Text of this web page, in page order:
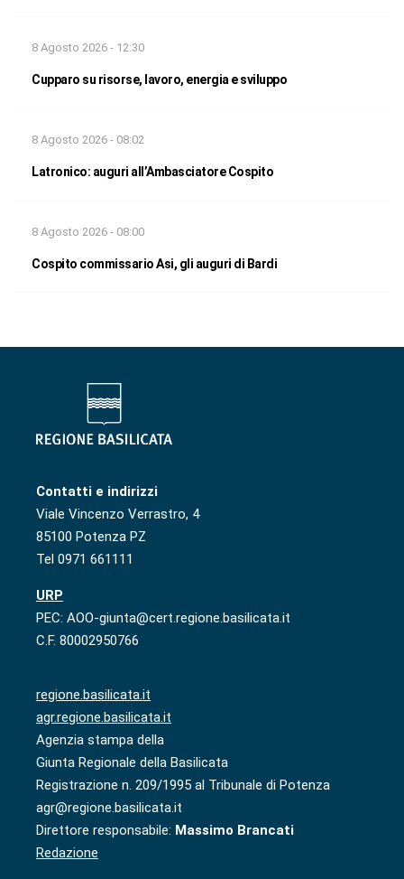
8 Agosto 2026 - 12:30
Cupparo su risorse, lavoro, energia e sviluppo
8 Agosto 2026 - 08:02
Latronico: auguri all’Ambasciatore Cospito
8 Agosto 2026 - 08:00
Cospito commissario Asi, gli auguri di Bardi
Contatti e indirizzi
Viale Vincenzo Verrastro, 4
85100 Potenza PZ
Tel 0971 661111
URP
PEC: AOO-giunta@cert.regione.basilicata.it
C.F. 80002950766
regione.basilicata.it
agr.regione.basilicata.it
Agenzia stampa della
Giunta Regionale della Basilicata
Registrazione n. 209/1995 al Tribunale di Potenza
agr@regione.basilicata.it
Direttore responsabile: Massimo Brancati
Redazione